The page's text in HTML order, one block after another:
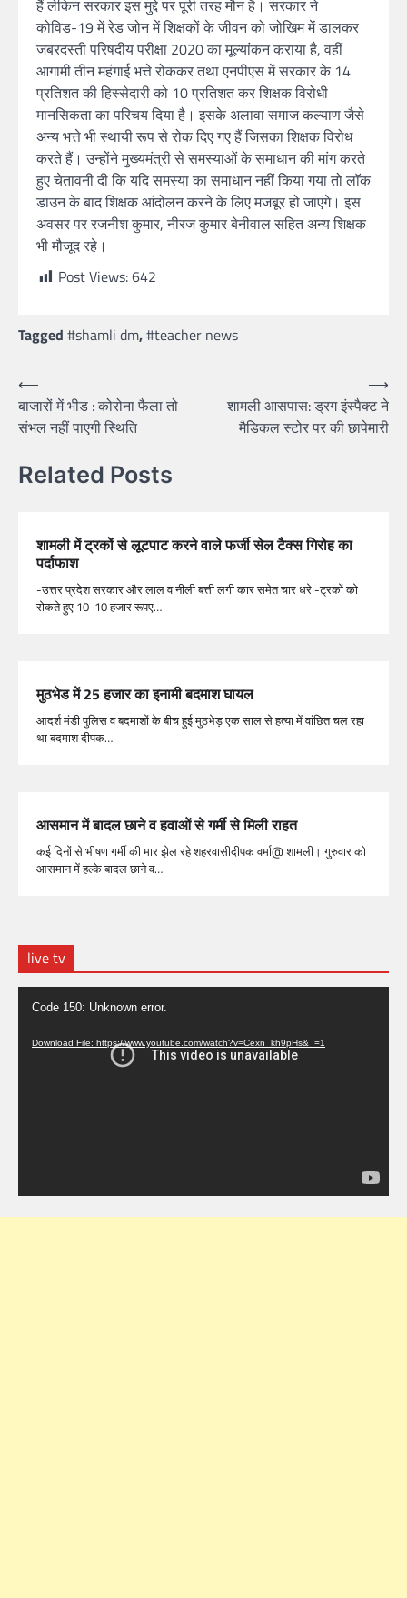
हैं लेकिन सरकार इस मुद्दे पर पूरी तरह मौन है। सरकार ने
कोविड-19 में रेड जोन में शिक्षकों के जीवन को जोखिम में डालकर
जबरदस्ती परिषदीय परीक्षा 2020 का मूल्यांकन कराया है, वहीं
आगामी तीन महंगाई भत्ते रोककर तथा एनपीएस में सरकार के 14
प्रतिशत की हिस्सेदारी को 10 प्रतिशत कर शिक्षक विरोधी
मानसिकता का परिचय दिया है। इसके अलावा समाज कल्याण जैसे
अन्य भत्ते भी स्थायी रूप से रोक दिए गए हैं जिसका शिक्षक विरोध
करते हैं। उन्होंने मुख्यमंत्री से समस्याओं के समाधान की मांग करते
हुए चेतावनी दी कि यदि समस्या का समाधान नहीं किया गया तो लाॅक
डाउन के बाद शिक्षक आंदोलन करने के लिए मजबूर हो जाएंगे। इस
अवसर पर रजनीश कुमार, नीरज कुमार बेनीवाल सहित अन्य शिक्षक
भी मौजूद रहे।
Post Views:642
Tagged #shamli dm,#teacher news
⟵
बाजारों में भीड : कोरोना फैला तो
संभल नहीं पाएगी स्थिति
शामली आसपास: ड्रग इंस्पैक्ट ने
मैडिकल स्टोर पर की छापेमारी
⟶
Related Posts
शामली में ट्रकों से लूटपाट करने वाले फर्जी सेल टैक्स गिरोह का
पर्दाफाश
-उत्तर प्रदेश सरकार और लाल व नीली बत्ती लगी कार समेत चार धरे -ट्रकों को
रोकते हुए 10-10 हजार रूपए…
मुठभेड में 25 हजार का इनामी बदमाश घायल
आदर्श मंडी पुलिस व बदमाशों के बीच हुई मुठभेड़ एक साल से हत्या में वांछित चल रहा
था बदमाश दीपक…
आसमान में बादल छाने व हवाओं से गर्मी से मिली राहत
कई दिनों से भीषण गर्मी की मार झेल रहे शहरवासीदीपक वर्मा@ शामली। गुरुवार को
आसमान में हल्के बादल छाने व…
live tv
Video
Player
Code 150: Unknown error.
Download File: https://www.youtube.com/watch?v=Cexn_kh9pHs&_=1